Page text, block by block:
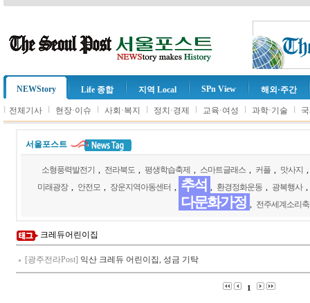
NEWStory Life 종합 지역 Local SPn View 해외·주간
l 전체기사 l 현장·이슈 l 사회·복지 l 정치·경제 l 교육·여성 l 과학·기술 l
서울포스트
소형풍력발전기 전라북도 평생학습축제 스마트글래스 커플 맛사지
미래광장
안전모 장운지역아동센터 추석 환경정화운동 광복행사
다문화가정 전주세계소리
크레듀어린이집
[광주전라Post] 익산 크레듀 어린이집, 성금 기탁
1